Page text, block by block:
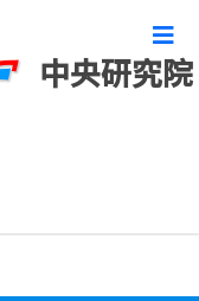
中央研究院